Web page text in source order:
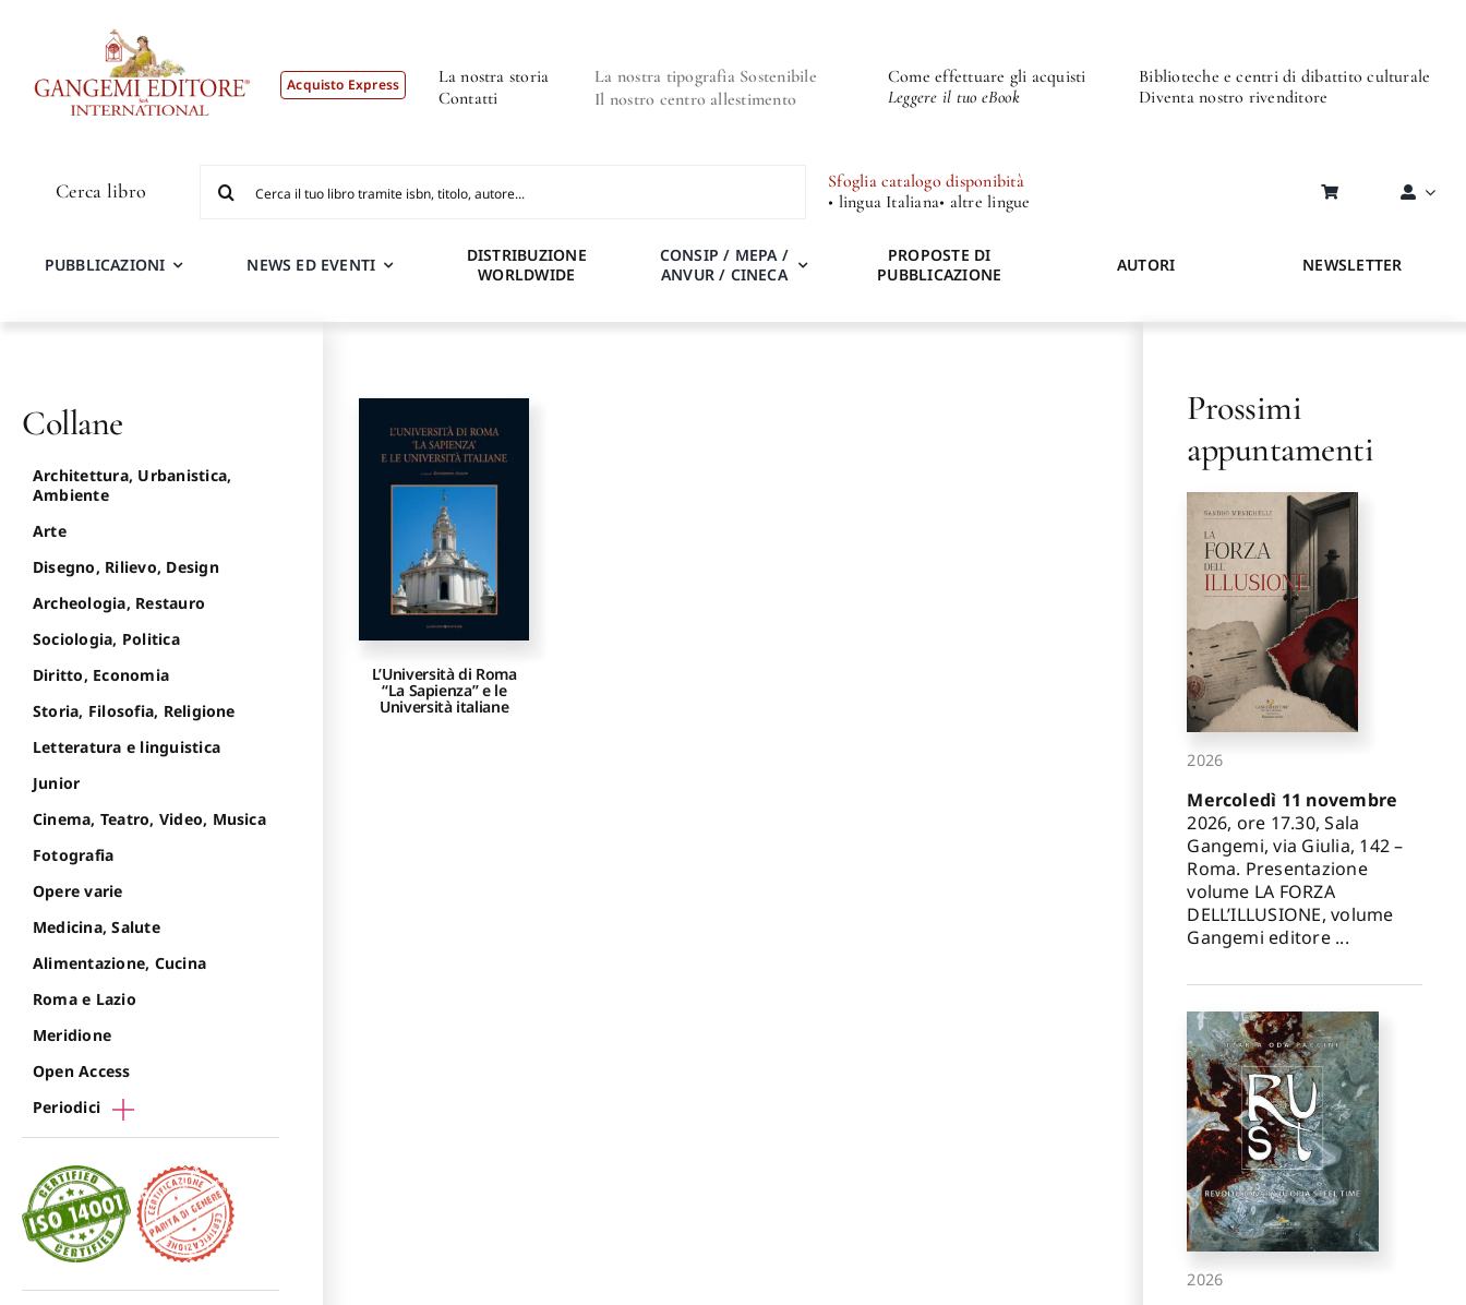
Acquisto Express
La nostra storia
Contatti
La nostra tipografia Sostenibile
Il nostro centro allestimento
Come effettuare gli acquisti
Leggere il tuo eBook
Biblioteche e centri di dibattito culturale
Diventa nostro rivenditore
Cerca libro
per:
Sfoglia catalogo disponibità
• lingua Italiana• altre lingue
PUBBLICAZIONI NEWS ED EVENTI
DISTRIBUZIONE
WORLDWIDE
CONSIP / MEPA /
ANVUR / CINECA
PROPOSTE DI
PUBBLICAZIONE
AUTORI NEWSLETTER
L’Università di Roma
“La Sapienza” e le
Università italiane
Collane
Architettura, Urbanistica,
Ambiente
Arte
Disegno, Rilievo, Design
Archeologia, Restauro
Sociologia, Politica
Diritto, Economia
Storia, Filosofia, Religione
Letteratura e linguistica
Junior
Cinema, Teatro, Video, Musica
Fotografia
Opere varie
Medicina, Salute
Alimentazione, Cucina
Roma e Lazio
Meridione
Open Access
Periodici
Prossimi
appuntamenti
2026
Mercoledì 11 novembre
2026, ore 17.30, Sala
Gangemi, via Giulia, 142 –
Roma. Presentazione
volume LA FORZA
DELL’ILLUSIONE, volume
Gangemi editore ...
2026